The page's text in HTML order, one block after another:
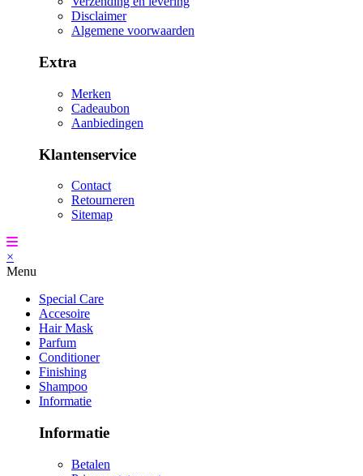
Disclaimer
Algemene voorwaarden
Extra
Merken
Cadeaubon
Aanbiedingen
Klantenservice
Contact
Retourneren
Sitemap
×
Menu
Special Care
Accesoire
Hair Mask
Parfum
Conditioner
Finishing
Shampoo
Informatie
Informatie
Betalen